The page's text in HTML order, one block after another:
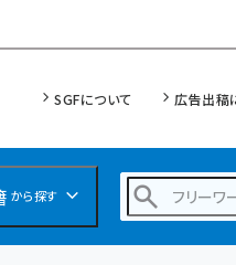
SGFについて 広告出稿
から探す